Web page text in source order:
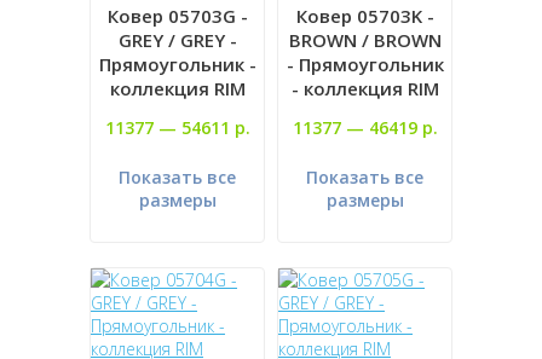
Ковер 05703G -
GREY / GREY -
Прямоугольник -
коллекция RIM
11377 — 54611 р.
Показать все
размеры
Ковер 05703K -
BROWN / BROWN
- Прямоугольник
- коллекция RIM
11377 — 46419 р.
Показать все
размеры